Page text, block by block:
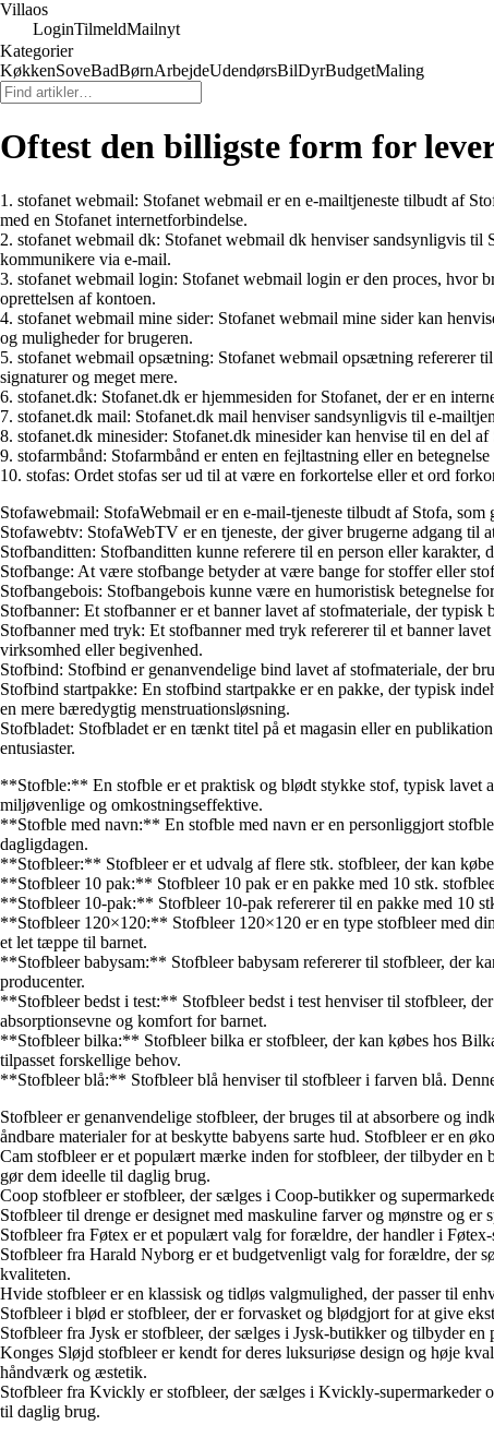
Villaos
LoginTilmeldMailnyt
Kategorier
KøkkenSoveBadBørnArbejdeUdendørsBilDyrBudgetMaling
Oftest den billigste form for
1. stofanet webmail: Stofanet webmail er en e-mailtjeneste tilbudt af
med en Stofanet internetforbindelse.
2. stofanet webmail dk: Stofanet webmail dk henviser sandsynligvis
kommunikere via e-mail.
3. stofanet webmail login: Stofanet webmail login er den proces, hvor
oprettelsen af kontoen.
4. stofanet webmail mine sider: Stofanet webmail mine sider kan
og muligheder for brugeren.
5. stofanet webmail opsætning: Stofanet webmail opsætning refererer
signaturer og meget mere.
6. stofanet.dk: Stofanet.dk er hjemmesiden for Stofanet, der er en
7. stofanet.dk mail: Stofanet.dk mail henviser sandsynligvis til e-
8. stofanet.dk minesider: Stofanet.dk minesider kan henvise til en del
9. stofarmbånd: Stofarmbånd er enten en fejltastning eller en
10. stofas: Ordet stofas ser ud til at være en forkortelse eller et ord
Stofawebmail: StofaWebmail er en e-mail-tjeneste tilbudt af Stofa,
Stofawebtv: StofaWebTV er en tjeneste, der giver brugerne adgang til
Stofbanditten: Stofbanditten kunne referere til en person eller
Stofbange: At være stofbange betyder at være bange for stoffer eller
Stofbangebois: Stofbangebois kunne være en humoristisk betegnelse
Stofbanner: Et stofbanner er et banner lavet af stofmateriale, der
Stofbanner med tryk: Et stofbanner med tryk refererer til et banner
virksomhed eller begivenhed.
Stofbind: Stofbind er genanvendelige bind lavet af stofmateriale, der
Stofbind startpakke: En stofbind startpakke er en pakke, der typisk
en mere bæredygtig menstruationsløsning.
Stofbladet: Stofbladet er en tænkt titel på et magasin eller en
entusiaster.
**Stofble:** En stofble er et praktisk og blødt stykke stof, typisk lavet
miljøvenlige og omkostningseffektive.
**Stofble med navn:** En stofble med navn er en personliggjort
dagligdagen.
**Stofbleer:** Stofbleer er et udvalg af flere stk. stofbleer, der kan
**Stofbleer 10 pak:** Stofbleer 10 pak er en pakke med 10 stk.
**Stofbleer 10-pak:** Stofbleer 10-pak refererer til en pakke med 10
**Stofbleer 120×120:** Stofbleer 120×120 er en type stofbleer med
et let tæppe til barnet.
**Stofbleer babysam:** Stofbleer babysam refererer til stofbleer, der
producenter.
**Stofbleer bedst i test:** Stofbleer bedst i test henviser til stofbleer,
absorptionsevne og komfort for barnet.
**Stofbleer bilka:** Stofbleer bilka er stofbleer, der kan købes hos
tilpasset forskellige behov.
**Stofbleer blå:** Stofbleer blå henviser til stofbleer i farven blå.
Stofbleer er genanvendelige stofbleer, der bruges til at absorbere og
åndbare materialer for at beskytte babyens sarte hud. Stofbleer er en
Cam stofbleer er et populært mærke inden for stofbleer, der tilbyder en
gør dem ideelle til daglig brug.
Coop stofbleer er stofbleer, der sælges i Coop-butikker og
Stofbleer til drenge er designet med maskuline farver og mønstre og
Stofbleer fra Føtex er et populært valg for forældre, der handler i
Stofbleer fra Harald Nyborg er et budgetvenligt valg for forældre, der
kvaliteten.
Hvide stofbleer er en klassisk og tidløs valgmulighed, der passer til
Stofbleer i blød er stofbleer, der er forvasket og blødgjort for at give
Stofbleer fra Jysk er stofbleer, der sælges i Jysk-butikker og tilbyder
Konges Sløjd stofbleer er kendt for deres luksuriøse design og høje
håndværk og æstetik.
Stofbleer fra Kvickly er stofbleer, der sælges i Kvickly-supermarkeder
til daglig brug.